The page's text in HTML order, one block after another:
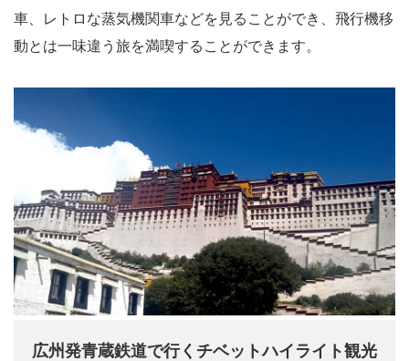
車、レトロな蒸気機関車などを見ることができ、飛行機移
動とは一味違う旅を満喫することができます。
広州発青蔵鉄道で行くチベットハイライト観光